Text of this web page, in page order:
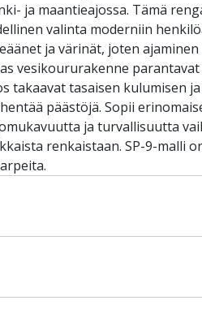
ja maantieajossa. Tämä
valinta moderniin
ja värinät, joten
vesikoururakenne
takaavat tasaisen kulumisen
päästöjä. Sopii
ja turvallisuutta
renkaistaan. SP-9-malli